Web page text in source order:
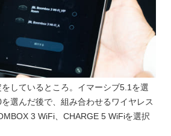
しているところ。イマーシブ5.1を選
選んだ後で、組み合わせるワイヤレス
3 WiFi、CHARGE 5 WiFiを選択